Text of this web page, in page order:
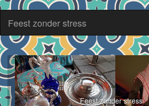
Feest zonder stress
Feest zonder stress